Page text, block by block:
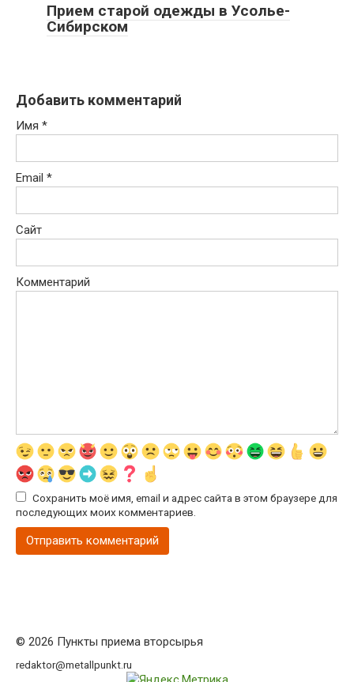
Прием старой одежды в Усолье-
Сибирском
Добавить комментарий
Имя *
Email *
Сайт
Комментарий
Сохранить моё имя, email и адрес сайта в этом браузере для
последующих моих комментариев.
© 2026 Пункты приема вторсырья
redaktor@metallpunkt.ru